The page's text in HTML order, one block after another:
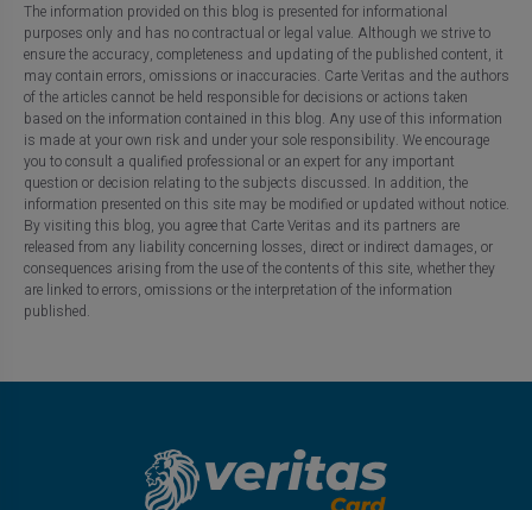
The information provided on this blog is presented for informational
purposes only and has no contractual or legal value. Although we strive to
ensure the accuracy, completeness and updating of the published content, it
may contain errors, omissions or inaccuracies. Carte Veritas and the authors
of the articles cannot be held responsible for decisions or actions taken
based on the information contained in this blog. Any use of this information
is made at your own risk and under your sole responsibility. We encourage
you to consult a qualified professional or an expert for any important
question or decision relating to the subjects discussed. In addition, the
information presented on this site may be modified or updated without notice.
By visiting this blog, you agree that Carte Veritas and its partners are
released from any liability concerning losses, direct or indirect damages, or
consequences arising from the use of the contents of this site, whether they
are linked to errors, omissions or the interpretation of the information
published.